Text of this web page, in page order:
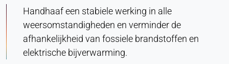
Handhaaf een stabiele werking in alle
weersomstandigheden en verminder de
afhankelijkheid van fossiele brandstoffen en
elektrische bijverwarming.